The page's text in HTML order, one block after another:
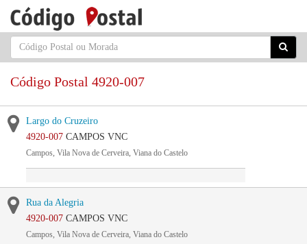
Código Postal 4920-007
Largo do Cruzeiro
4920-007 CAMPOS VNC
Campos, Vila Nova de Cerveira, Viana do Castelo
Rua da Alegria
4920-007 CAMPOS VNC
Campos, Vila Nova de Cerveira, Viana do Castelo